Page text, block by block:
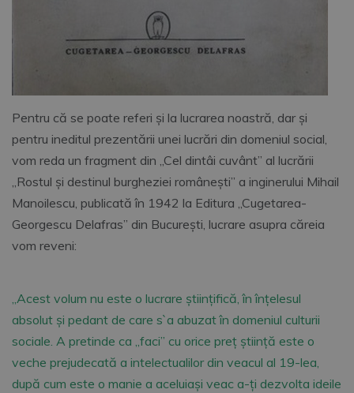
Pentru că se poate referi și la lucrarea noastră, dar și
pentru ineditul prezentării unei lucrări din domeniul social,
vom reda un fragment din „Cel dintâi cuvânt” al lucrării
„Rostul și destinul burgheziei românești” a inginerului Mihail
Manoilescu, publicată în 1942 la Editura „Cugetarea-
Georgescu Delafras” din București, lucrare asupra căreia
vom reveni:
„Acest volum nu este o lucrare științifică, în înțelesul
absolut și pedant de care s`a abuzat în domeniul culturii
sociale. A pretinde ca „faci” cu orice preț știință este o
veche prejudecată a intelectualilor din veacul al 19-lea,
după cum este o manie a aceluiași veac a-ți dezvolta ideile